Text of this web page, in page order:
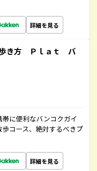
詳細を見る
き方 Ｐｌａｔ バ
に便利なバンコクガイ
コース、絶対するべきプ
詳細を見る